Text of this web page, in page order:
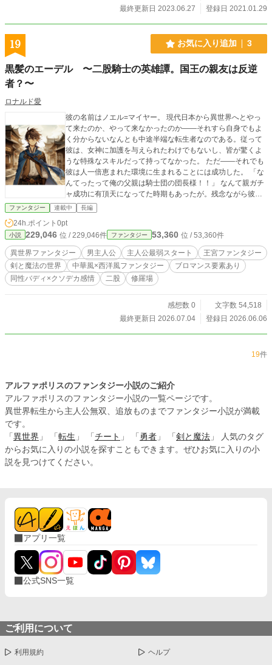
最終更新日 2023.06.27
登録日 2021.01.29
19 お気に入り追加 3
黒髪のエーデル 〜二股騎士の英雄譚。国王の親友は反逆
者？〜
ロナルド愛
彼の名前はノエル=マイヤー。 現代日本から異世界へとやっ
て来たのか、やって来なかったのか――それすら自身でもよ
く分からないなんとも中途半端な転生者なのである。従って
彼は、女神に加護を与えられたわけでもないし、皆が驚くよ
うな特殊なスキルだって持ってなかった。 ただ――それでも
彼は人一倍恵まれた環境に生まれることには成功した。 「な
んてったって俺の父親は騎士団の団長様！！」 なんて親ガチ
ャ成功に有頂天になってた時期もあったが。残念ながら彼は
母親の連れ子であった…。と言うわけで蓋を開けてみれば、
この物語の主人公ノエルは父親（養父）から疎まれ続け――
あげくのはてにその父親に殺されかけてしまうのである。 さ
て。その後、成り行きで彼は騎士団長である父親を刺殺して
しまうのだが。この騎士団長はかなり民衆から嫌われてよう
で――あれよという間に王国の反抗勢力の幹部まつりあげら
れてしまうのである（もちろんノエルの意思に反して）。そ
の上、親父を殺した罪で捕らえられてみれば、国王が実は彼
るどころか国王からもなぜか気に入られ…… ノエルはいつの
間にやら国王の親友として王国に仕える一方で、王国の反逆
者名簿に名前を連ねることとなってしまうのです。 ※第一章
の『王都炎上』はこの物語のプロローグ的なストーリーにな
の登場は第二章に入ってからなので少しだけ我慢して読んで
ファンタジー 連載中 長編
24h.ポイント 0pt
小説 229,046 位 / 229,046件 ファンタジー 53,360 位 / 53,360件
異世界ファンタジー 男主人公 主人公最弱スタート
王宮ファンタジー
剣と魔法の世界
中華風×西洋風ファンタジー
ブロマンス要素あり
同性バディ×クソデカ感情
二股 修羅場
感想数 0
文字数 54,518
最終更新日 2026.07.04
登録日 2026.06.06
19件
アルファポリスのファンタジー小説のご紹介
アルファポリスのファンタジー小説の一覧ページです。
異世界転生から主人公無双、追放ものまでファンタジー小説が満載
です。
「 異世界 」 「 転生 」 「 チート 」 「 勇者 」 「 剣と魔法 」 人気のタグ
からお気に入りの小説を探すこともできます。ぜひお気に入りの小
説を見つけてください。
アプリ一覧
公式SNS一覧
ご利用について
利用規約 ヘルプ